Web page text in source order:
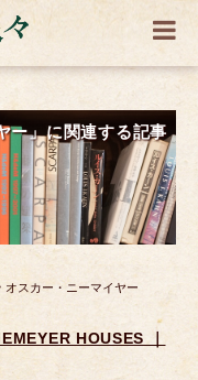
ー」に関連する記事
オスカー・ニーマイヤー
HOUSES ｜